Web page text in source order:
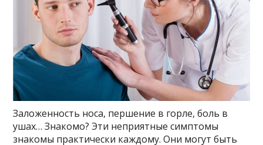
Заложенность носа, першение в горле, боль в
ушах… Знакомо? Эти неприятные симптомы
знакомы практически каждому. Они могут быть